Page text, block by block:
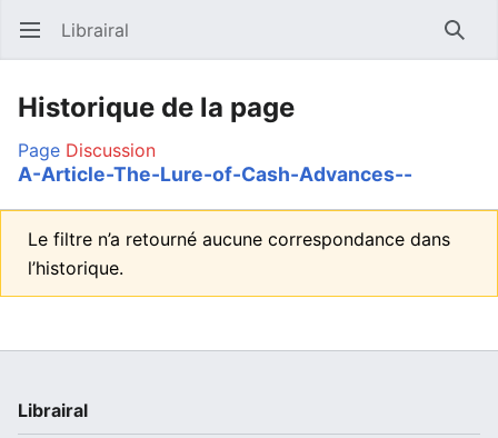
Ouvrir le menu principal Librairal
Historique de la page
Page Discussion
A-Article-The-Lure-of-Cash-Advances--
Le filtre n’a retourné aucune correspondance dans
l’historique.
Librairal